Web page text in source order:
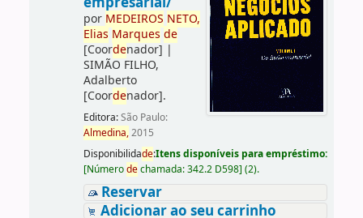
por MEDEIROS NETO,
Elias Marques de
[Coordenador] |
SIMÃO FILHO,
Adalberto
[Coordenador].
Editora:São Paulo:
Almedina,2015
Disponibilidade:Itens disponíveis para empréstimo:
[Númerodechamada:342.2 D598] (2).
Reservar
Adicionar ao seu carrinho